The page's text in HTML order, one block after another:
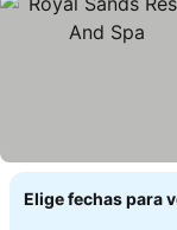
Elige fechas para